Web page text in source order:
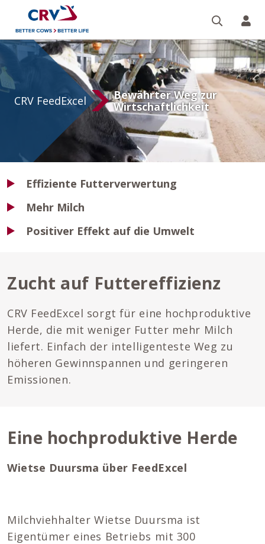
CRV
FeedExcel
CRV FeedExcel
Bewährter Weg zur
Wirtschaftlichkeit
Effiziente Futterverwertung
Mehr Milch
Positiver Effekt auf die Umwelt
Zucht auf Futtereffizienz
CRV FeedExcel sorgt für eine hochproduktive
Herde, die mit weniger Futter mehr Milch
liefert. Einfach der intelligenteste Weg zu
höheren Gewinnspannen und geringeren
Emissionen.
Eine hochproduktive Herde
Wietse Duursma über FeedExcel
Milchviehhalter Wietse Duursma ist
Eigentümer eines Betriebs mit 300